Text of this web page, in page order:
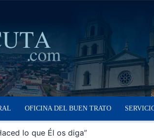
OFICINA DEL BUEN TRATO
lo que Él os diga”